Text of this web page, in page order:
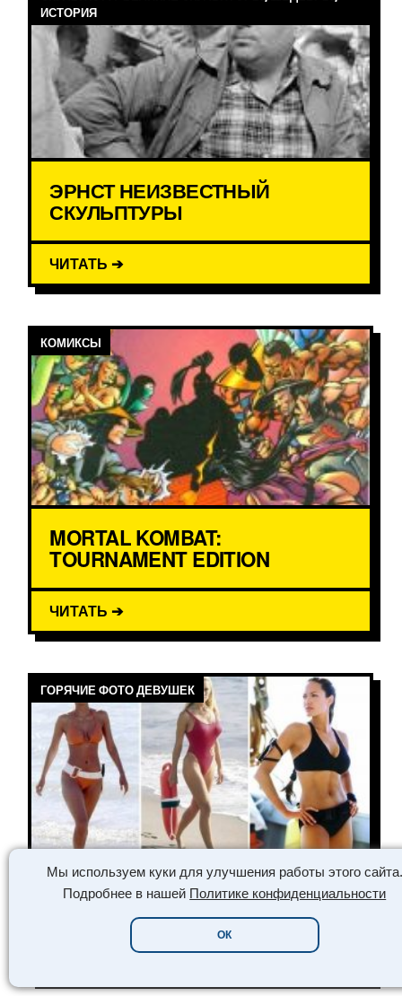
Мы используем куки для улучшения работы этого сайта.
Подробнее в нашей Политике конфиденциальности
ОК
ИСТОРИЯ
ЭРНСТ НЕИЗВЕСТНЫЙ
СКУЛЬПТУРЫ
ЧИТАТЬ ➔
КОМИКСЫ
MORTAL KOMBAT:
TOURNAMENT EDITION
ЧИТАТЬ ➔
ГОРЯЧИЕ ФОТО ДЕВУШЕК
ИЗВЕСТНЫЕ АКТРИСЫ МИРА
В КУПАЛЬНИКАХ (35 ФОТО)